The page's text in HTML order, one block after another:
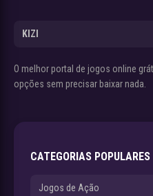
KIZI
O melhor portal de jogos online
opções sem precisar baixar nada.
CATEGORIAS POPULARES
Jogos de Ação